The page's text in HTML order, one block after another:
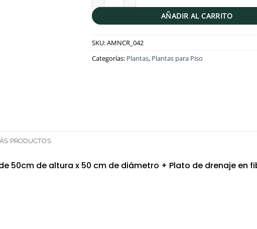
AÑADIR AL CARRITO
SKU:AMNCR_042
Categorías: Plantas, Plantas para Piso
PRODUCTOS
50cm de altura x 50 cm de diámetro + Plato de drenaje en